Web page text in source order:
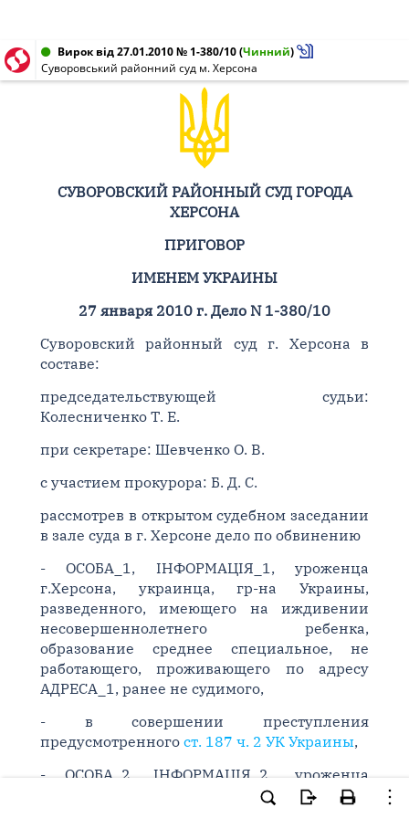
Вирок від 27.01.2010 № 1-380/10(Чинний)
Суворовський районний суд м. Херсона
СУВОРОВСКИЙ РАЙОННЫЙ СУД ГОРОДА
ХЕРСОНА
ПРИГОВОР
ИМЕНЕМ УКРАИНЫ
27 января 2010 г. Дело N 1-380/10
Суворовский районный суд г. Херсона в
составе:
председательствующей судьи:
Колесниченко Т. Е.
при секретаре: Шевченко О. В.
с участием прокурора: Б. Д. С.
рассмотрев в открытом судебном заседании
в зале суда в г. Херсоне дело по обвинению
- ОСОБА_1, ІНФОРМАЦІЯ_1, уроженца
г.Херсона, украинца, гр-на Украины,
разведенного, имеющего на иждивении
несовершеннолетнего ребенка,
образование среднее специальное, не
работающего, проживающего по адресу
АДРЕСА_1, ранее не судимого,
- в совершении преступления
предусмотренного ст. 187 ч. 2 УК Украины,
- ОСОБА_2, ІНФОРМАЦІЯ_2., уроженца
Херсонской области, Голопристанского